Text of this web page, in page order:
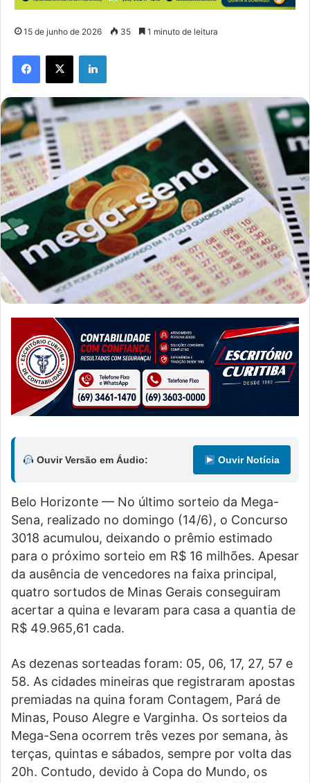
15 de junho de 2026 35 1 minuto de leitura
Facebook
X Linkedin
Ouvir Versão em Áudio: Ouvir Notícia
Belo Horizonte — No último sorteio da Mega-
Sena, realizado no domingo (14/6), o Concurso
3018 acumulou, deixando o prêmio estimado
para o próximo sorteio em R$ 16 milhões. Apesar
da ausência de vencedores na faixa principal,
quatro sortudos de Minas Gerais conseguiram
acertar a quina e levaram para casa a quantia de
R$ 49.965,61 cada.
As dezenas sorteadas foram: 05, 06, 17, 27, 57 e
58. As cidades mineiras que registraram apostas
premiadas na quina foram Contagem, Pará de
Minas, Pouso Alegre e Varginha. Os sorteios da
Mega-Sena ocorrem três vezes por semana, às
terças, quintas e sábados, sempre por volta das
20h. Contudo, devido à Copa do Mundo, os